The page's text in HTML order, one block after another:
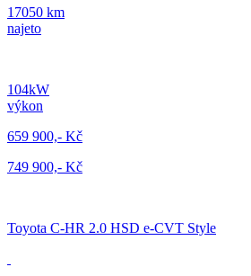
17050 km
najeto
104kW
výkon
659 900,- Kč
749 900,- Kč
Toyota C-HR 2.0 HSD e-CVT Style